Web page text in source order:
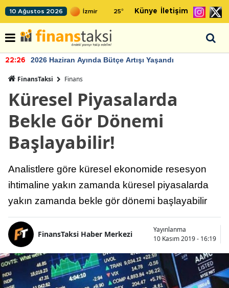
10 Ağustos 2026 25° Künye İletişim
22:26 2026 Haziran Ayında Bütçe Artışı Yaşandı
FinansTaksi Finans
Küresel Piyasalarda
Bekle Gör Dönemi
Başlayabilir!
Analistlere göre küresel ekonomide resesyon
ihtimaline yakın zamanda küresel piyasalarda
yakın zamanda bekle gör dönemi başlayabilir
FinansTaksi Haber Merkezi
Yayınlanma
10 Kasım 2019 - 16:19